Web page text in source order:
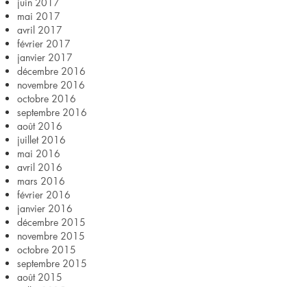
mai 2017
avril 2017
février 2017
janvier 2017
décembre 2016
novembre 2016
octobre 2016
septembre 2016
août 2016
juillet 2016
mai 2016
avril 2016
mars 2016
février 2016
janvier 2016
décembre 2015
novembre 2015
octobre 2015
septembre 2015
août 2015